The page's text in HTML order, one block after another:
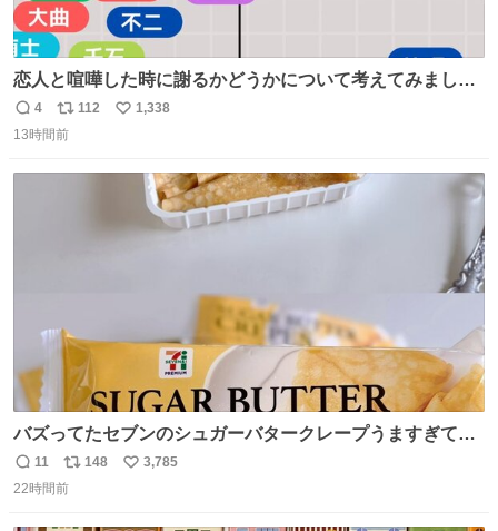
恋人と喧嘩した時に謝るかどうかについて考えてみました
💭 ▶︎自分から謝る or 悪くないなら謝らない ▶︎ねちねちす
る or さっぱりしている 個人的見解です！色々と許してく
返
信
4
リ
ポ
112
い
1,338
13時間前
バズってたセブンのシュガーバタークレープうますぎて
7NOWで買い溜め🛒💭
返
信
11
リ
ポ
148
い
3,785
22時間前